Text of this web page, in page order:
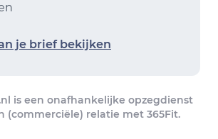
je brief bekijken
is een onafhankelijke opzegdienst
(commerciële) relatie met 365Fit.